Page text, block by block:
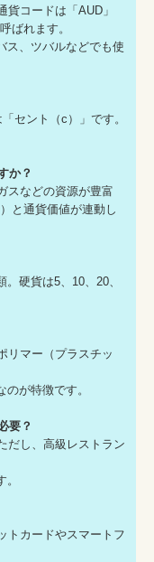
コードは「AUD」
呼ばれます。
、ツバルなどでも使
セント（c）」です。
か？
スなどの資源が豊富
と通貨価値が連動し
硬貨は5、10、20、
リマー（プラスチッ
が特徴です。
要？
だし、高級レストラン
トカードやスマートフ